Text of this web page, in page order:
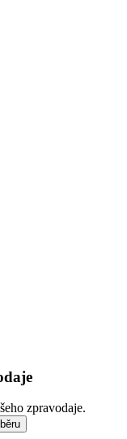
zpravodaje.